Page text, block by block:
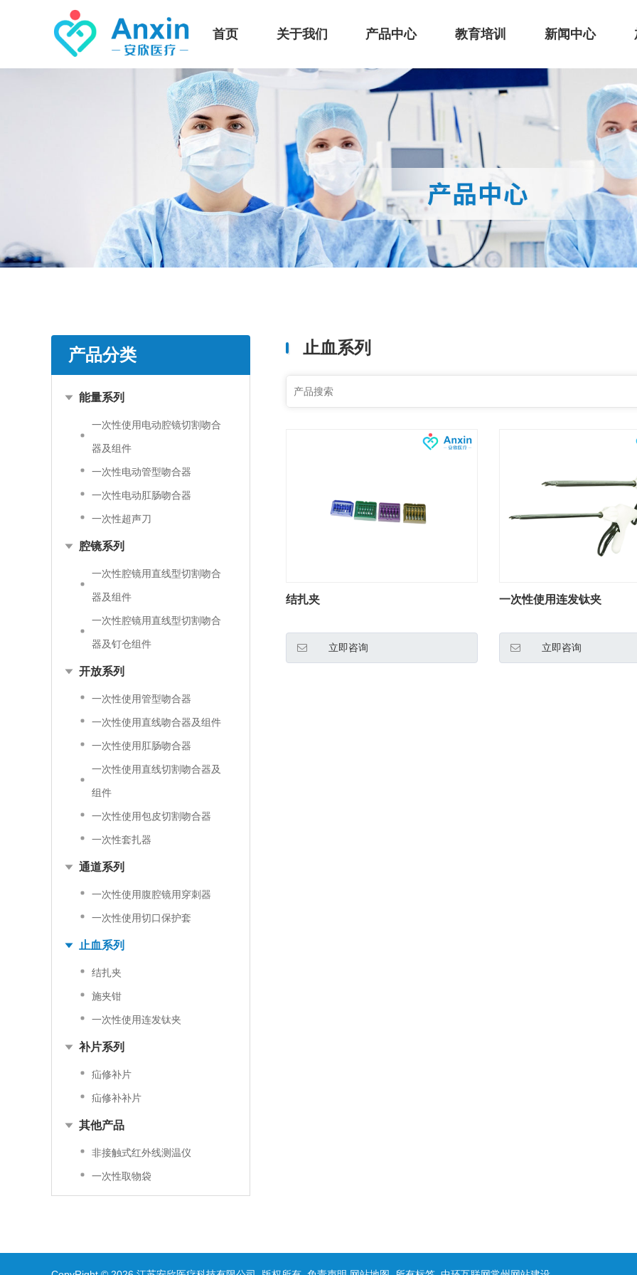
首页 关于我们 产品中心 教育培训 新闻中心
产品分类
能量系列
一次性使用电动腔镜切割吻合
器及组件
一次性电动管型吻合器
一次性电动肛肠吻合器
一次性超声刀
腔镜系列
一次性腔镜用直线型切割吻合
器及组件
一次性腔镜用直线型切割吻合
器及钉仓组件
开放系列
一次性使用管型吻合器
一次性使用直线吻合器及组件
一次性使用肛肠吻合器
一次性使用直线切割吻合器及
组件
一次性使用包皮切割吻合器
一次性套扎器
通道系列
一次性使用腹腔镜用穿刺器
一次性使用切口保护套
止血系列
结扎夹
施夹钳
一次性使用连发钛夹
补片系列
疝修补片
疝修补补片
其他产品
非接触式红外线测温仪
一次性取物袋
止血系列
结扎夹
立即咨询
一次性使用连发钛夹
立即咨询